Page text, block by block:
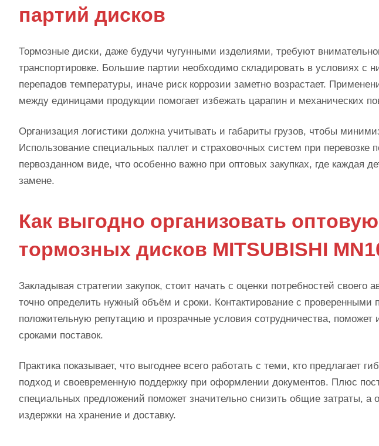
партий дисков
Тормозные диски, даже будучи чугунными изделиями, требуют
транспортировке. Большие партии необходимо складировать в условиях с
перепадов температуры, иначе риск коррозии заметно возрастает.
между единицами продукции помогает избежать царапин и механических
Организация логистики должна учитывать и габариты грузов, чтобы
Использование специальных паллет и страховочных систем при перевозке
первозданном виде, что особенно важно при оптовых закупках, где каждая
замене.
Как выгодно организовать оптовую
тормозных дисков MITSUBISHI
Закладывая стратегии закупок, стоит начать с оценки потребностей своего
точно определить нужный объём и сроки. Контактирование с
положительную репутацию и прозрачные условия сотрудничества, поможет
сроками поставок.
Практика показывает, что выгоднее всего работать с теми, кто предлагает
подход и своевременную поддержку при оформлении документов. Плюс
специальных предложений поможет значительно снизить общие затраты, а
издержки на хранение и доставку.